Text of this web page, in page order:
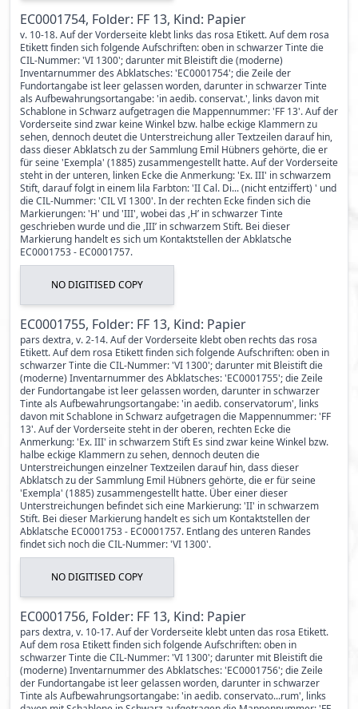
EC0001754, Folder: FF 13, Kind: Papier
v. 10-18. Auf der Vorderseite klebt links das rosa Etikett. Auf dem rosa
Etikett finden sich folgende Aufschriften: oben in schwarzer Tinte die
CIL-Nummer: 'VI 1300'; darunter mit Bleistift die (moderne)
Inventarnummer des Abklatsches: 'EC0001754'; die Zeile der
Fundortangabe ist leer gelassen worden, darunter in schwarzer Tinte
als Aufbewahrungsortangabe: 'in aedib. conservat.', links davon mit
Schablone in Schwarz aufgetragen die Mappennummer: 'FF 13'. Auf der
Vorderseite sind zwar keine Winkel bzw. halbe eckige Klammern zu
sehen, dennoch deutet die Unterstreichung aller Textzeilen darauf hin,
dass dieser Abklatsch zu der Sammlung Emil Hübners gehörte, die er
für seine 'Exempla' (1885) zusammengestellt hatte. Auf der Vorderseite
steht in der unteren, linken Ecke die Anmerkung: 'Ex. III' in schwarzem
Stift, darauf folgt in einem lila Farbton: 'II Cal. Di... (nicht entziffert) ' und
die CIL-Nummer: 'CIL VI 1300'. In der rechten Ecke finden sich die
Markierungen: 'H' und 'III', wobei das ,H’ in schwarzer Tinte
geschrieben wurde und die ,III’ in schwarzem Stift. Bei dieser
Markierung handelt es sich um Kontaktstellen der Abklatsche
EC0001753 - EC0001757.
NO DIGITISED COPY
EC0001755, Folder: FF 13, Kind: Papier
pars dextra, v. 2-14. Auf der Vorderseite klebt oben rechts das rosa
Etikett. Auf dem rosa Etikett finden sich folgende Aufschriften: oben in
schwarzer Tinte die CIL-Nummer: 'VI 1300'; darunter mit Bleistift die
(moderne) Inventarnummer des Abklatsches: 'EC0001755'; die Zeile
der Fundortangabe ist leer gelassen worden, darunter in schwarzer
Tinte als Aufbewahrungsortangabe: 'in aedib. conservatorum', links
davon mit Schablone in Schwarz aufgetragen die Mappennummer: 'FF
13'. Auf der Vorderseite steht in der oberen, rechten Ecke die
Anmerkung: 'Ex. III' in schwarzem Stift Es sind zwar keine Winkel bzw.
halbe eckige Klammern zu sehen, dennoch deuten die
Unterstreichungen einzelner Textzeilen darauf hin, dass dieser
Abklatsch zu der Sammlung Emil Hübners gehörte, die er für seine
'Exempla' (1885) zusammengestellt hatte. Über einer dieser
Unterstreichungen befindet sich eine Markierung: 'II' in schwarzem
Stift. Bei dieser Markierung handelt es sich um Kontaktstellen der
Abklatsche EC0001753 - EC0001757. Entlang des unteren Randes
findet sich noch die CIL-Nummer: 'VI 1300'.
NO DIGITISED COPY
EC0001756, Folder: FF 13, Kind: Papier
pars dextra, v. 10-17. Auf der Vorderseite klebt unten das rosa Etikett.
Auf dem rosa Etikett finden sich folgende Aufschriften: oben in
schwarzer Tinte die CIL-Nummer: 'VI 1300'; darunter mit Bleistift die
(moderne) Inventarnummer des Abklatsches: 'EC0001756'; die Zeile
der Fundortangabe ist leer gelassen worden, darunter in schwarzer
Tinte als Aufbewahrungsortangabe: 'in aedib. conservato...rum', links